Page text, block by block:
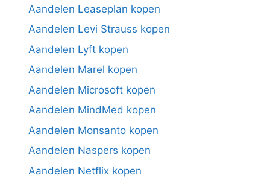
Aandelen Leaseplan kopen
Aandelen Levi Strauss kopen
Aandelen Lyft kopen
Aandelen Marel kopen
Aandelen Microsoft kopen
Aandelen MindMed kopen
Aandelen Monsanto kopen
Aandelen Naspers kopen
Aandelen Netflix kopen